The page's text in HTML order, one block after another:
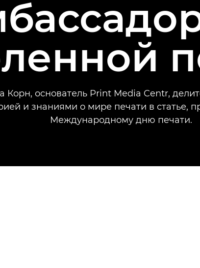
Корн, основатель Print Media Centr,
и знаниями о мире печати в статье,
Международному дню печати.